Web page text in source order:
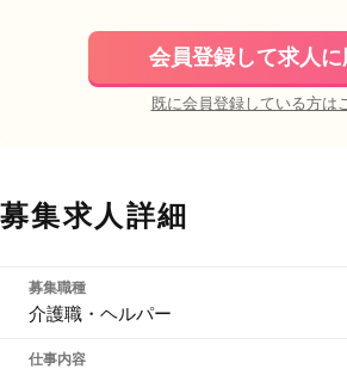
会員登録して求人に
既に会員登録している方は
募集求人詳細
募集職種
介護職・ヘルパー
仕事内容